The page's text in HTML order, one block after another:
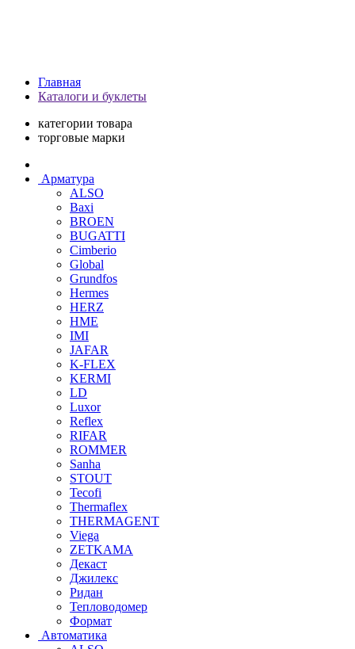
Главная
Каталоги и буклеты
категории товара
торговые марки
Арматура
ALSO
Baxi
BROEN
BUGATTI
Cimberio
Global
Grundfos
Hermes
HERZ
HME
IMI
JAFAR
K-FLEX
KERMI
LD
Luxor
Reflex
RIFAR
ROMMER
Sanha
STOUT
Tecofi
Thermaflex
THERMAGENT
Viega
ZETKAMA
Декаст
Джилекс
Ридан
Тепловодомер
Формат
Автоматика